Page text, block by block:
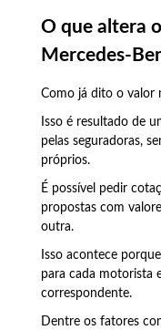
O que altera
Mercedes-
Como já dito o valor
Isso é resultado de
pelas seguradoras,
próprios.
É possível pedir
propostas com
outra.
Isso acontece
para cada motorista
correspondente.
Dentre os fatores